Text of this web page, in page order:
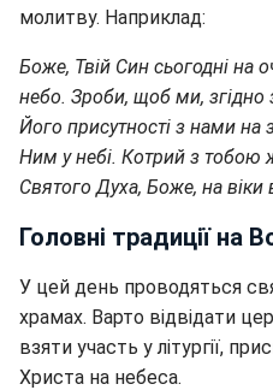
молитву. Наприклад:
Боже, Твій Син сьогодні на
небо. Зроби, щоб ми, згідно
Його присутності з нами на
Ним у небі. Котрий з тобою
Святого Духа, Боже, на віки
Головні традиції на
У цей день проводяться
храмах. Варто відвідати
взяти участь у літургії,
Христа на небеса.